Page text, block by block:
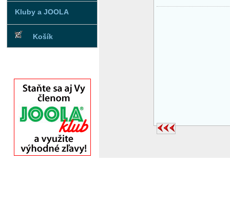
Kluby a JOOLA
Košík